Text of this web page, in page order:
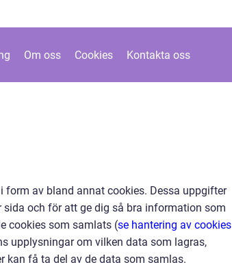
Om oss Cookies Kontakta oss
form av bland annat cookies. Dessa uppgifter
och för att ge dig så bra information som
cookies som samlats (se hantering av cookies
upplysningar om vilken data som lagras,
kan få ta del av de data som samlas.